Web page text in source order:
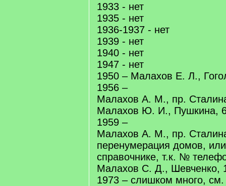
1933 - нет
1935 - нет
1936-1937 - нет
1939 - нет
1940 - нет
1947 - нет
1950 – Малахов Е. Л.,
1956 –
Малахов А. М., пр.
Малахов Ю. И., Пушкина,
1959 –
Малахов А. М., пр.
перенумерация домов,
справочнике, т.к. №
Малахов С. Д., Шевченко,
1973 – слишком много,